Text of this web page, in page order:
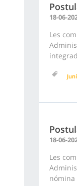
18-06-
Les
18-06-
Les